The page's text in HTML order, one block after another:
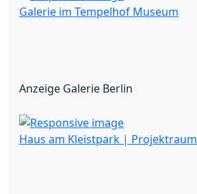
Galerie im Tempelhof Museum
Anzeige Galerie Berlin
Haus am Kleistpark | Projektraum